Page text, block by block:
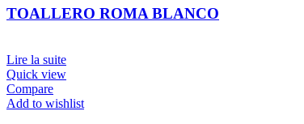
TOALLERO ROMA BLANCO
Lire la suite
Quick view
Compare
Add to wishlist